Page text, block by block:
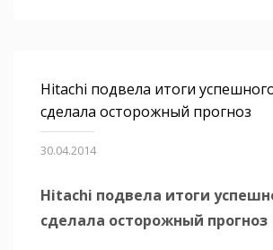
Hitachi подвела итоги
сделала осторожный прогноз
30.04.2014
Hitachi подвела итоги
сделала осторожный прогноз